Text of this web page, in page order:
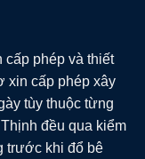
cấp phép và thiết
xin cấp phép xây
tùy thuộc từng
đều qua kiểm
trước khi đổ bê